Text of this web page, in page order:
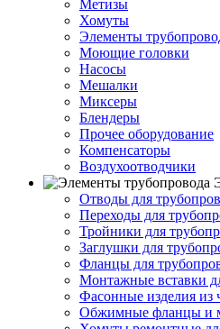
Метизы
Хомуты
Элементы
Моющие головки
Насосы
Мешалки
Миксеры
Блендеры
Прочее оборудование
Компенсаторы
Воздухоотводчики
Отводы для
Переходы для
Тройники для
Заглушки для
Фланцы для
Монтажные вставки
Фасонные изделия из
Обжимные фланцы и